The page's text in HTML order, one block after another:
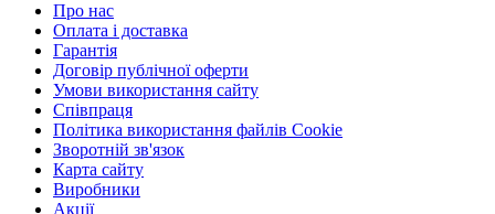
Про нас
Оплата і доставка
Гарантія
Договір публічної оферти
Умови використання сайту
Співпраця
Політика використання файлів Cookie
Зворотній зв'язок
Карта сайту
Виробники
Акції